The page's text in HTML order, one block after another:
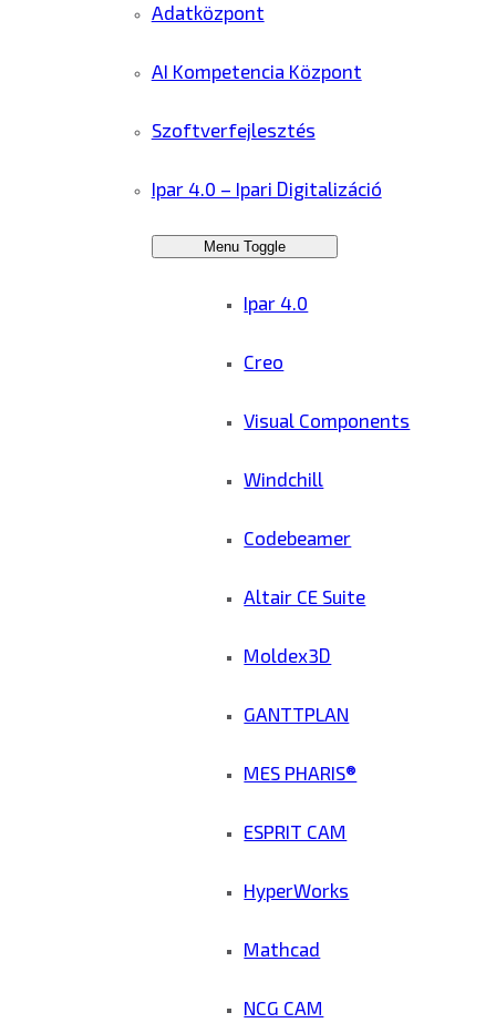
Adatközpont
AI Kompetencia Központ
Szoftverfejlesztés
Ipar 4.0 – Ipari Digitalizáció
Menu Toggle
Ipar 4.0
Creo
Visual Components
Windchill
Codebeamer
Altair CE Suite
Moldex3D
GANTTPLAN
MES PHARIS®
ESPRIT CAM
HyperWorks
Mathcad
NCG CAM